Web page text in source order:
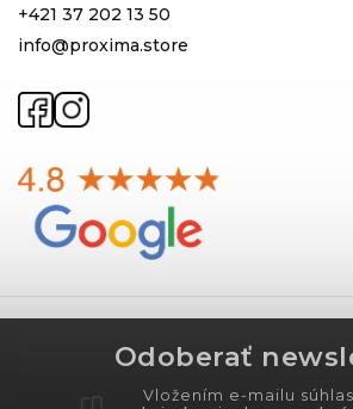
+421 37 202 13 50
info@proxima.store
Odoberať
Vložením e-mailu